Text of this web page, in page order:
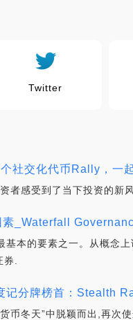
Twitter
社交化代币Rally，一
者感受到了当下投资的新
_Waterfall
基本的要素之一。从概念
.
记分牌榜首：Stealth
币冬天”中脱颖而出,再次